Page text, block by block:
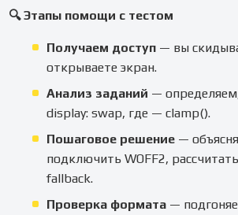
🔍 Этапы помощи с тестом
Получаем доступ — вы
открываете экран.
Анализ заданий —
display: swap, где — clamp().
Пошаговое решение —
подключить WOFF2,
fallback.
Проверка формата —